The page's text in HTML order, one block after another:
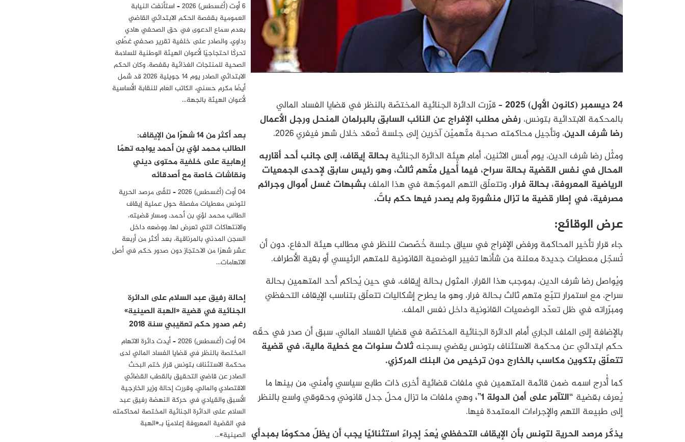
24 ديسمبر (كانون الأول) 2025 –
قرّرت الدائرة الجنائية المختصّة بالنظر في قضايا الفساد المالي
بالمحكمة الابتدائية بتونس، رفض مطلب الإفراج عن النائب السابق بالبرلمان المنحل ورجل الأعمال
رضا شرف الدين، وتأجيل محاكمته صحبة متّهميْن آخرين إلى جلسة تُعقد خلال شهر فيفري 2026.
ومثُل رضا شرف الدين، يوم أمس الاثنين، أمام هيئة الدائرة الجنائية بحالة إيقاف، إلى جانب أحد أقاربه
المحال في نفس القضية بحالة سراح، فيما أُحيل متّهم ثالث، وهو رئيس سابق لإحدى الجمعيات
الرياضية المعروفة، بحالة فرار. وتتعلّق التهم الموجّهة في هذا الملف بشبهات غسل أموال وجرائم
مصرفية، في إطار قضية ما تزال منشورة ولم يصدر فيها حكم باتّ.
عرض الوقائع:
جاء قرار تأخير المحاكمة ورفض الإفراج في سياق جلسة خُصّصت للنظر في مطالب هيئة الدفاع، دون أن
تُسجّل معطيات جديدة معلنة من شأنها تغيير الوضعية القانونية للمتهم الرئيسي أو بقية الأطراف.
ويُواصل رضا شرف الدين، بموجب هذا القرار، المثول بحالة إيقاف، في حين يُحاكم أحد المتهمين بحالة
سراح، مع استمرار تتبّع متهم ثالث بحالة فرار، وهو ما يطرح إشكاليات تتعلّق بتناسب الإيقاف التحفظي
ومبرّراته في ظل تعدّد الوضعيات القانونية داخل نفس الملف.
بالإضافة إلى الملف الجاري أمام الدائرة الجنائية المختصّة في قضايا الفساد المالي، سبق أن صدر في حقّه
حكم ابتدائي عن محكمة الاستئناف بتونس يقضي بسجنه ثلاث سنوات مع خطية مالية، في قضية
تتعلّق بتكوين مكاسب بالخارج دون ترخيص من البنك المركزي.
كما أُدرج اسمه ضمن قائمة المتهمين في ملفات قضائية أخرى ذات طابع سياسي وأمني، من بينها ما
يُعرف بقضية “التآمر على أمن الدولة 1”،
وهي ملفات ما تزال محلّ جدل قانوني وحقوقي واسع بالنظر
إلى طبيعة التهم والإجراءات المعتمدة فيها.
يذكّر مرصد الحرية لتونس بأن الإيقاف التحفظي يُعدّ إجراءً استثنائيًا يجب أن يظلّ محكومًا بمبدأي
6 أوت (أغسطس) 2026 – استأنفت النيابة
العمومية بقفصة الحكم الابتدائي القاضي
بعدم سماع الدعوى في حق الصحفي هادي
رداوي، والصادر على خلفية تقرير صحفي غطّى
تحركًا احتجاجيًا لأعوان الهيئة الوطنية للسلامة
الصحية للمنتجات الغذائية بقفصة. وكان الحكم
الابتدائي الصادر يوم 14 جويلية 2026 قد شمل
أيضًا مكرم حسني، الكاتب العام للنقابة الأساسية
لأعوان الهيئة بالجهة…
بعد أكثر من 14 شهرًا من الإيقاف:
الطالب محمد لؤي بن أحمد يواجه تهمًا
إرهابية على خلفية محتوى ديني
ونقاشات خاصة مع أصدقائه
04 أوت (أغسطس) 2026 – تلقّى مرصد الحرية
لتونس معطيات مفصلة حول عملية إيقاف
الطالب محمد لؤي بن أحمد، ومسار قضيته،
والانتهاكات التي تعرض لها، ووضعه داخل
السجن المدني بالمرناقية، بعد أكثر من أربعة
عشر شهرًا من الاحتجاز دون صدور حكم في أصل
الاتهامات…
إحالة رفيق عبد السلام على الدائرة
الجنائية في قضية «الهبة الصينية»
رغم صدور حكم تعقيبي سنة 2018
04 أوت (أغسطس) 2026 – أيدت دائرة الاتهام
المختصة بالنظر في قضايا الفساد المالي لدى
محكمة الاستئناف بتونس قرار ختم البحث
الصادر عن قاضي التحقيق بالقطب القضائي
الاقتصادي والمالي، وقررت إحالة وزير الخارجية
الأسبق والقيادي في حركة النهضة رفيق عبد
السلام على الدائرة الجنائية المختصة لمحاكمته
في القضية المعروفة إعلاميًا بـ«الهبة
الصينية»…